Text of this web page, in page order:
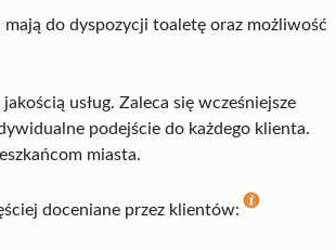
mają do dyspozycji toaletę oraz możliwość
usług. Zaleca się wcześniejsze
podejście do każdego klienta.
miasta.
doceniane przez klientów: